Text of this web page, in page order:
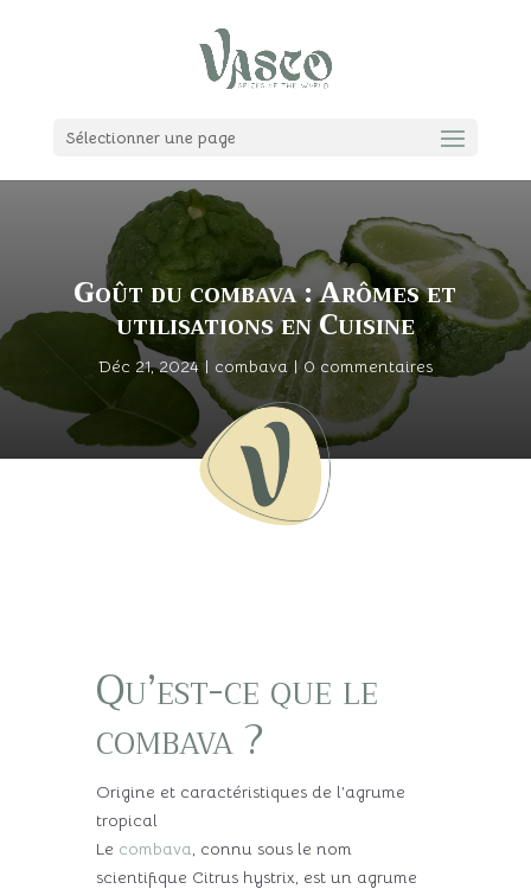
Sélectionner une page
Goût du combava : Arômes et
utilisations en Cuisine
Déc 21, 2024 | combava| 0 commentaires
Qu’est-ce que le
combava ?
Origine et caractéristiques de l’agrume
tropical
Le combava , connu sous le nom
scientifique Citrus hystrix, est un agrume